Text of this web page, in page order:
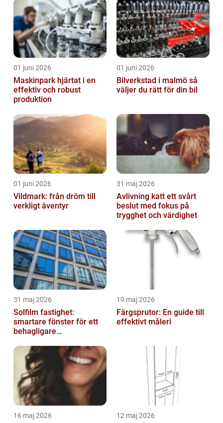
01 juni 2026
Maskinpark hjärtat i en
effektiv och robust
produktion
01 juni 2026
Bilverkstad i malmö så
väljer du rätt för din bil
01 juni 2026
Vildmark: från dröm till
verkligt äventyr
31 maj 2026
Avlivning katt ett svårt
beslut med fokus på
trygghet och värdighet
31 maj 2026
Solfilm fastighet:
smartare fönster för ett
behagligare
19 maj 2026
Färgsprutor: En guide till
effektivt måleri
16 maj 2026 12 maj 2026